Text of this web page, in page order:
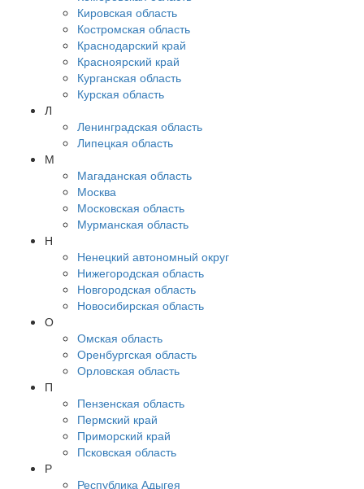
Кировская область
Костромская область
Краснодарский край
Красноярский край
Курганская область
Курская область
Л
Ленинградская область
Липецкая область
М
Магаданская область
Москва
Московская область
Мурманская область
Н
Ненецкий автономный округ
Нижегородская область
Новгородская область
Новосибирская область
О
Омская область
Оренбургская область
Орловская область
П
Пензенская область
Пермский край
Приморский край
Псковская область
Р
Республика Адыгея